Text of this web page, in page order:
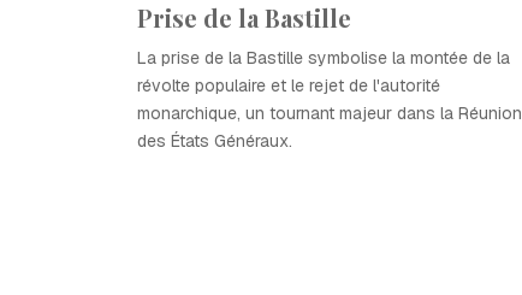
Prise de la Bastille
La prise de la Bastille symbolise la montée de la
révolte populaire et le rejet de l'autorité
monarchique, un tournant majeur dans la Réunion
des États Généraux.